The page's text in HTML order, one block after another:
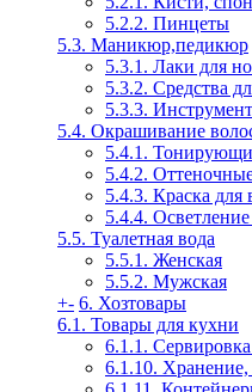
5.2.2. Пинцеты
5.3. Маникюр,педикюр
5.3.1. Лаки для
5.3.2. Средства
5.3.3.
5.4. Окрашивание
5.4.1.
5.4.2.
5.4.3. Краска для
5.4.4.
5.5. Туалетная вода
5.5.1. Женская
5.5.2. Мужская
+- 6. Хозтовары
6.1. Товары для кухни
6.1.1. Сервировка
6.1.10.